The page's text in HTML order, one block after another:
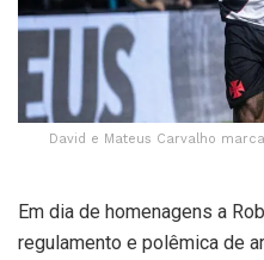
David e Mateus Carvalho
Em dia de homenagens a
regulamento e polêmica de